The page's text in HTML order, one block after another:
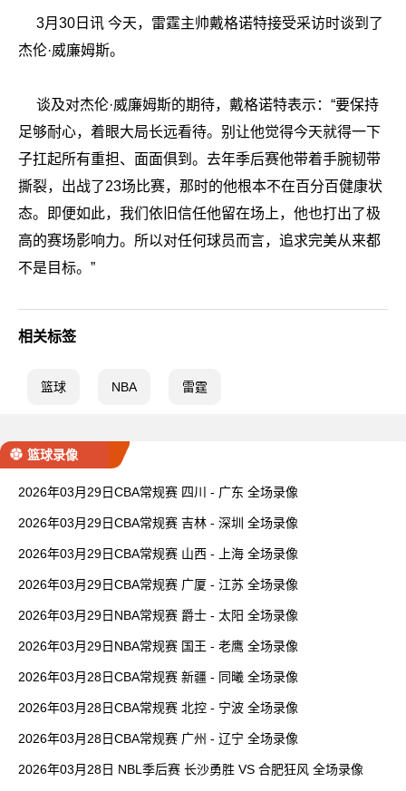
3月30日讯 今天，雷霆主帅戴格诺特接受采访时谈到了
杰伦·威廉姆斯。
谈及对杰伦·威廉姆斯的期待，戴格诺特表示：“要保持
足够耐心，着眼大局长远看待。别让他觉得今天就得一下
子扛起所有重担、面面俱到。去年季后赛他带着手腕韧带
撕裂，出战了23场比赛，那时的他根本不在百分百健康状
态。即便如此，我们依旧信任他留在场上，他也打出了极
高的赛场影响力。所以对任何球员而言，追求完美从来都
不是目标。”
相关标签
篮球 NBA 雷霆
篮球录像
2026年03月29日CBA常规赛 四川 - 广东 全场录像
2026年03月29日CBA常规赛 吉林 - 深圳 全场录像
2026年03月29日CBA常规赛 山西 - 上海 全场录像
2026年03月29日CBA常规赛 广厦 - 江苏 全场录像
2026年03月29日NBA常规赛 爵士 - 太阳 全场录像
2026年03月29日NBA常规赛 国王 - 老鹰 全场录像
2026年03月28日CBA常规赛 新疆 - 同曦 全场录像
2026年03月28日CBA常规赛 北控 - 宁波 全场录像
2026年03月28日CBA常规赛 广州 - 辽宁 全场录像
2026年03月28日 NBL季后赛 长沙勇胜 VS 合肥狂风 全场录像